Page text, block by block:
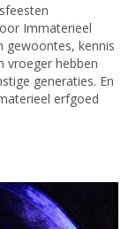
Immaterieel
gewoontes, kennis
vroeger hebben
generaties. En
erfgoed